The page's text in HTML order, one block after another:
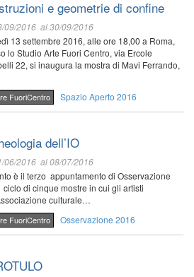
e geometrie di confine
09/2016 al 30/09/2016
13 settembre 2016, alle ore 18,00 a Roma,
lo Studio Arte Fuori Centro, via Ercole
22, si inaugura la mostra di Mavi Ferrando,
FuoriCentro Spazio Aperto 2016
dell’IO
06/2016 al 08/07/2016
è il terzo appuntamento di Osservazione
di cinque mostre in cui gli artisti
culturale…
FuoriCentro Osservazione 2016